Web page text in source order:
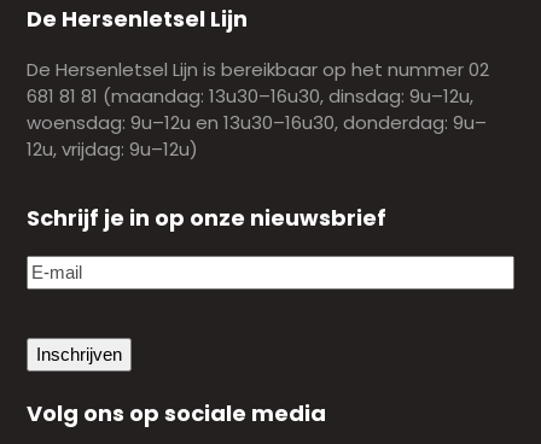
De Hersenletsel Lijn
De Hersenletsel Lijn is bereikbaar op het nummer 02
681 81 81 (maandag: 13u30–16u30, dinsdag: 9u–12u,
woensdag: 9u–12u en 13u30–16u30, donderdag: 9u–
12u, vrijdag: 9u–12u)
Schrijf je in op onze nieuwsbrief
E-
mail(Vereist)
Inschrijven
Volg ons op sociale media